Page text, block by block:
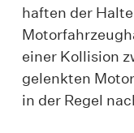
haften der
einer Kollision
gelenkten
in der Regel